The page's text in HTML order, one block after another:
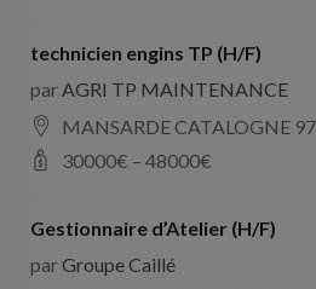
technicien engins TP (H/F)
parAGRI TP MAINTENANCE
MANSARDE CATALOGNE
30000€ – 48000€
Gestionnaire d’Atelier (H/F)
parGroupe Caillé